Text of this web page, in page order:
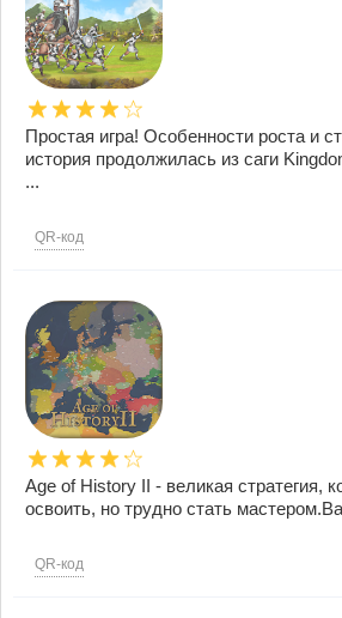
Простая игра! Особенности роста и
история продолжилась из саги
...
QR-код
Age of History II - великая стратегия,
освоить, но трудно стать
QR-код